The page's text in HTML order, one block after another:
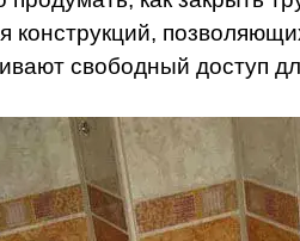
конструкций,
свободный доступ